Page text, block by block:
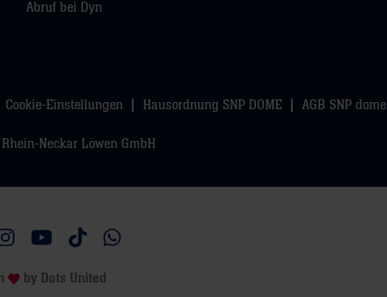
Abruf bei Dyn
Cookie-Einstellungen Hausordnung SNP DOME AGB SNP dome
Neckar Löwen GmbH
auf Facebook
uns auf Twitter
Besucht uns auf Instagram
Besucht uns auf Youtube
Besucht uns auf TikTok
Besucht uns auf WhatsApp
by Dots United